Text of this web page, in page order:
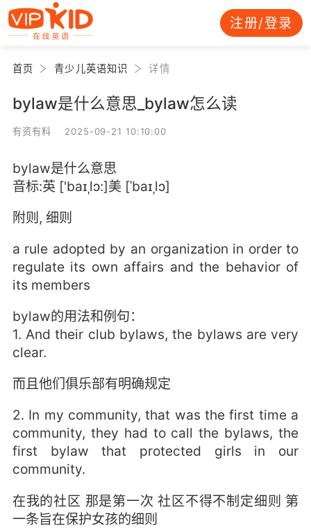
注册/登录
首页 青少儿英语知识 详情
bylaw是什么意思_bylaw怎么读
有资有料 2025-09-21 10:10:00
bylaw是什么意思
音标:英 ['baɪˌlɔ:]美 [ˈbaɪˌlɔ]
附则, 细则
a rule adopted by an organization in order to
regulate its own affairs and the behavior of
its members
bylaw的用法和例句：
1. And their club bylaws, the bylaws are very
clear.
而且他们俱乐部有明确规定
2. In my community, that was the first time a
community, they had to call the bylaws, the
first bylaw that protected girls in our
community.
在我的社区 那是第一次 社区不得不制定细则 第
一条旨在保护女孩的细则